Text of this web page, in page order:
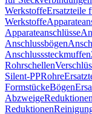
WerkstoffeErsatzteile
Werkstoffe
Apparateanschlüsse
Anschlussbögen
Anschlusssteckmuffen
Rohrschellen
Silent-PPRohre
FormstückeBögen
AbzweigeReduktionen
Reduktionen